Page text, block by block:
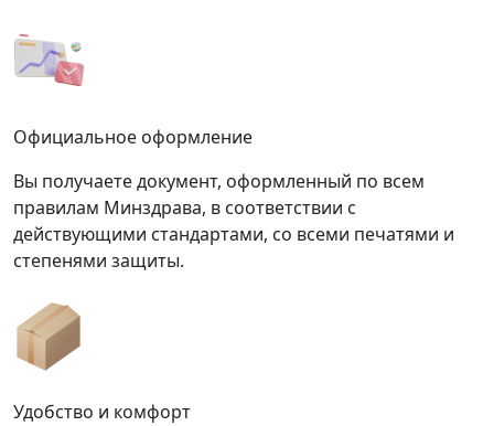
Официальное оформление
Вы получаете документ, оформленный по всем
правилам Минздрава, в соответствии с
действующими стандартами, со всеми печатями и
степенями защиты.
Удобство и комфорт